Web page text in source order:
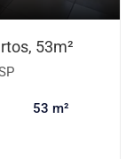
53m²
53 m²